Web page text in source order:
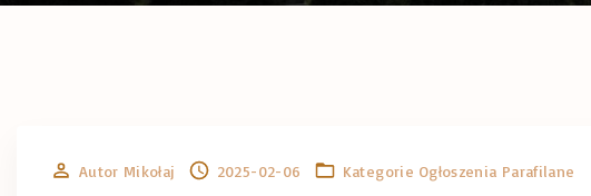
Autor Mikołaj 2025-02-06 Kategorie Ogłoszenia Parafilane